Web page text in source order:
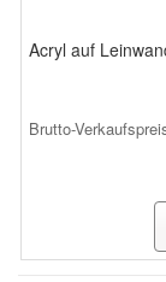
Acryl auf
Brutto-